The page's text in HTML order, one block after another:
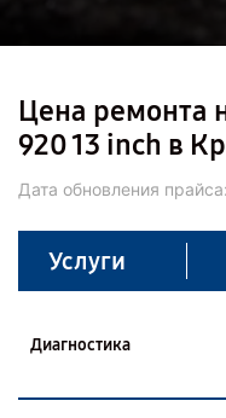
Цена ремонта
920 13 inch в
Дата обновления прайса:
Услуги
Диагностика